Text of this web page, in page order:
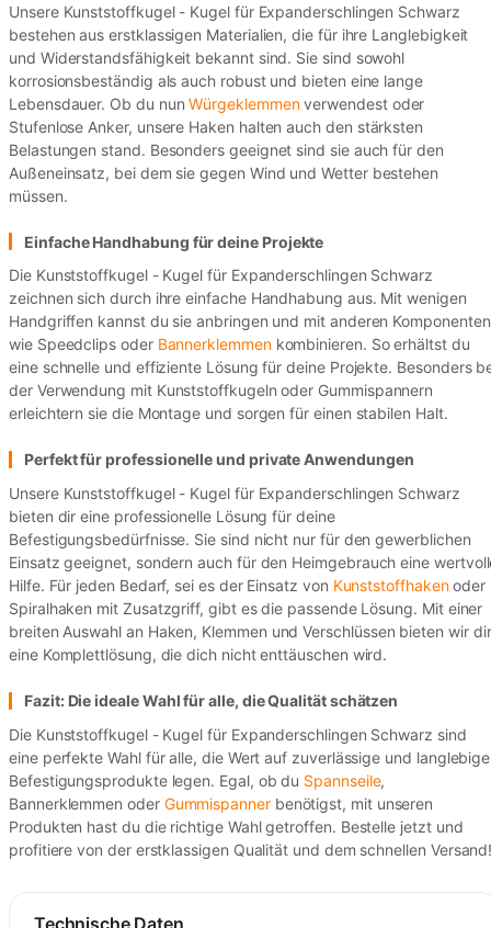
Unsere Kunststoffkugel - Kugel für Expanderschlingen Schwarz
bestehen aus erstklassigen Materialien, die für ihre Langlebigkeit
und Widerstandsfähigkeit bekannt sind. Sie sind sowohl
korrosionsbeständig als auch robust und bieten eine lange
Lebensdauer. Ob du nunWürgeklemmenverwendest oder
Stufenlose Anker, unsere Haken halten auch den stärksten
Belastungen stand. Besonders geeignet sind sie auch für den
Außeneinsatz, bei dem sie gegen Wind und Wetter bestehen
müssen.
Einfache Handhabung für deine Projekte
Die Kunststoffkugel - Kugel für Expanderschlingen Schwarz
zeichnen sich durch ihre einfache Handhabung aus. Mit wenigen
Handgriffen kannst du sie anbringen und mit anderen Komponenten
wie Speedclips oder Bannerklemmenkombinieren. So erhältst du
eine schnelle und effiziente Lösung für deine Projekte. Besonders
der Verwendung mit Kunststoffkugeln oder Gummispannern
erleichtern sie die Montage und sorgen für einen stabilen Halt.
Perfekt für professionelle und private Anwendungen
Unsere Kunststoffkugel - Kugel für Expanderschlingen Schwarz
bieten dir eine professionelle Lösung für deine
Befestigungsbedürfnisse. Sie sind nicht nur für den gewerblichen
Einsatz geeignet, sondern auch für den Heimgebrauch eine
Hilfe. Für jeden Bedarf, sei es der Einsatz von Kunststoffhakenoder
Spiralhaken mit Zusatzgriff, gibt es die passende Lösung. Mit einer
breiten Auswahl an Haken, Klemmen und Verschlüssen bieten wir dir
eine Komplettlösung, die dich nicht enttäuschen wird.
Fazit: Die ideale Wahl für alle, die Qualität schätzen
Die Kunststoffkugel - Kugel für Expanderschlingen Schwarz sind
eine perfekte Wahl für alle, die Wert auf zuverlässige und langlebige
Befestigungsprodukte legen. Egal, ob du Spannseile,
Bannerklemmen oder Gummispannerbenötigst, mit unseren
Produkten hast du die richtige Wahl getroffen. Bestelle jetzt und
profitiere von der erstklassigen Qualität und dem schnellen
Technische Daten